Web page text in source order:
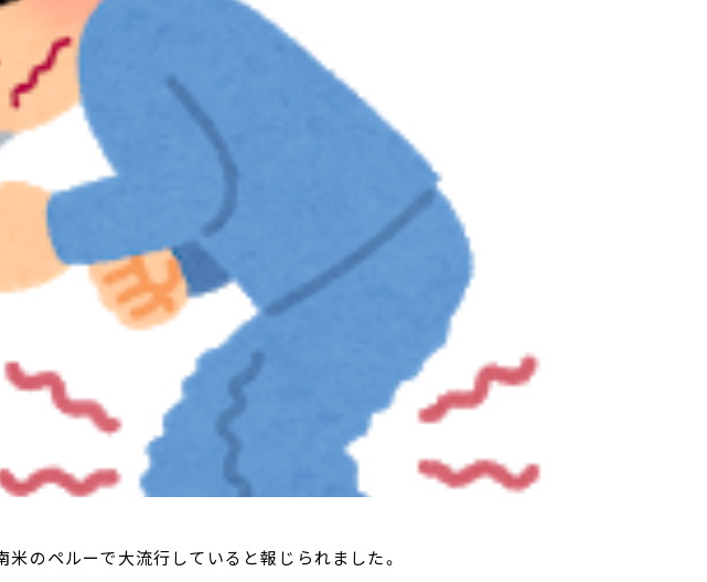
米のペルーで大流行していると報じられました。